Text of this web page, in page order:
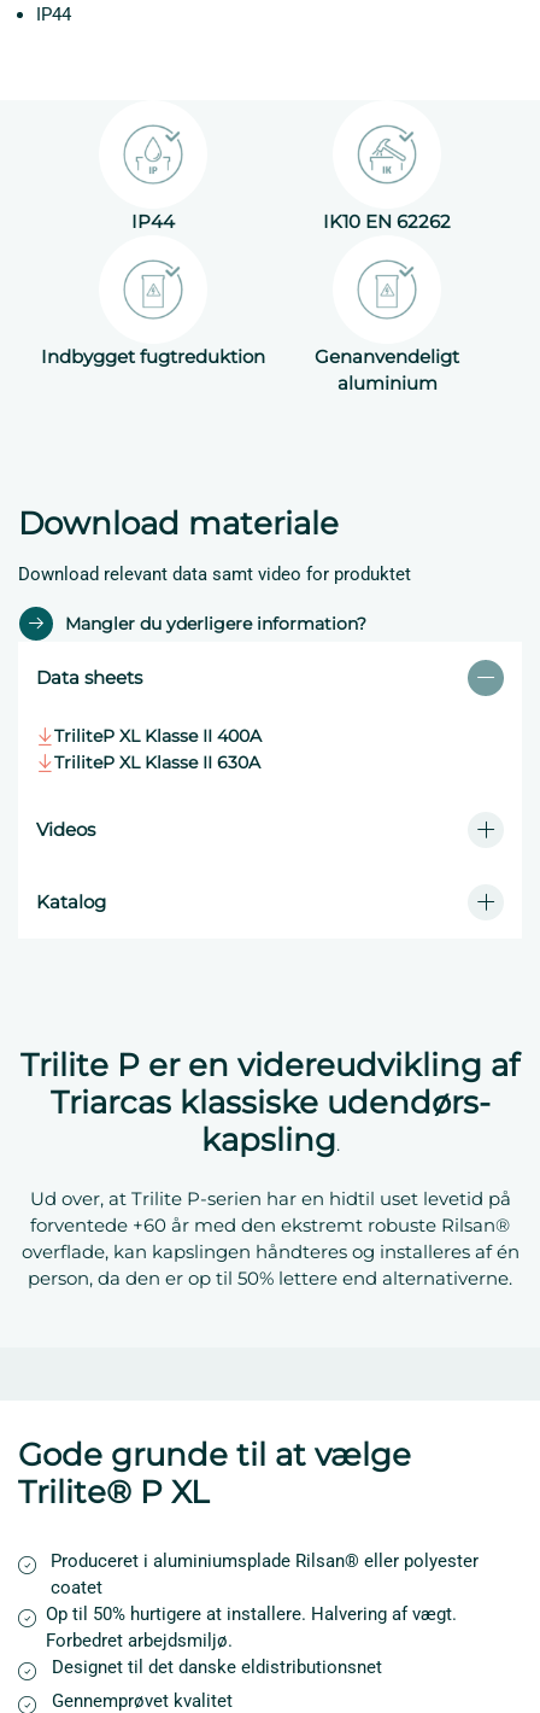
IP44
IP44 IK10 EN 62262
Indbygget fugtreduktion
Genanvendeligt
aluminium
Download materiale
Download relevant data samt video for produktet
Mangler du yderligere information?
Data sheets
TriliteP XL Klasse II 400A
TriliteP XL Klasse II 630A
Videos
KSE & TriliteP
Katalog
Trilite P er en videreudvikling af
Triarcas klassiske udendørs-
kapsling.
Ud over, at Trilite P-serien har en hidtil uset levetid på
forventede +60 år med den ekstremt robuste Rilsan®
overflade, kan kapslingen håndteres og installeres af én
person, da den er op til 50% lettere end alternativerne.
Gode grunde til at vælge
Trilite® P XL
Produceret i aluminiumsplade Rilsan® eller polyester
coatet
Op til 50% hurtigere at installere. Halvering af vægt.
Forbedret arbejdsmiljø.
Designet til det danske eldistributionsnet
Gennemprøvet kvalitet